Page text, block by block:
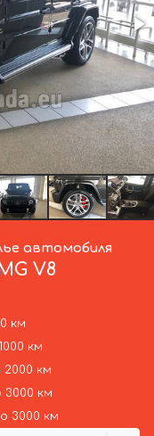
автомобиля
V8
км
км
2000 км
3000 км
3000 км